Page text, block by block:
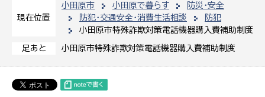
現在位置
小田原市 小田原で暮らす
防災・安全
防犯・交通安全・消費生活相談
防犯
小田原市特殊詐欺対策電話機器購入費補助制度
足あと 小田原市特殊詐欺対策電話機器購入費補助制度